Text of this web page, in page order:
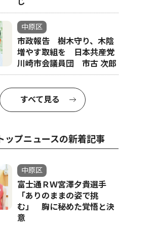
夏まつり ８月８
も
へ 宮内
中原区
市政報告 樹木守り、木陰
増やす取組を 日本共産党
川崎市会議員団 市古 次郎
すべて見る
ップニュースの新着記事
中原区
富士通ＲＷ宮澤夕貴選手
「ありのままの姿で挑
む」 胸に秘めた覚悟と決
意